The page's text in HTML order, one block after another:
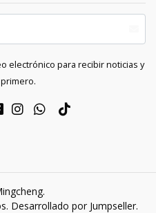
electrónico para recibir noticias y
Desarrollado por Jumpseller.